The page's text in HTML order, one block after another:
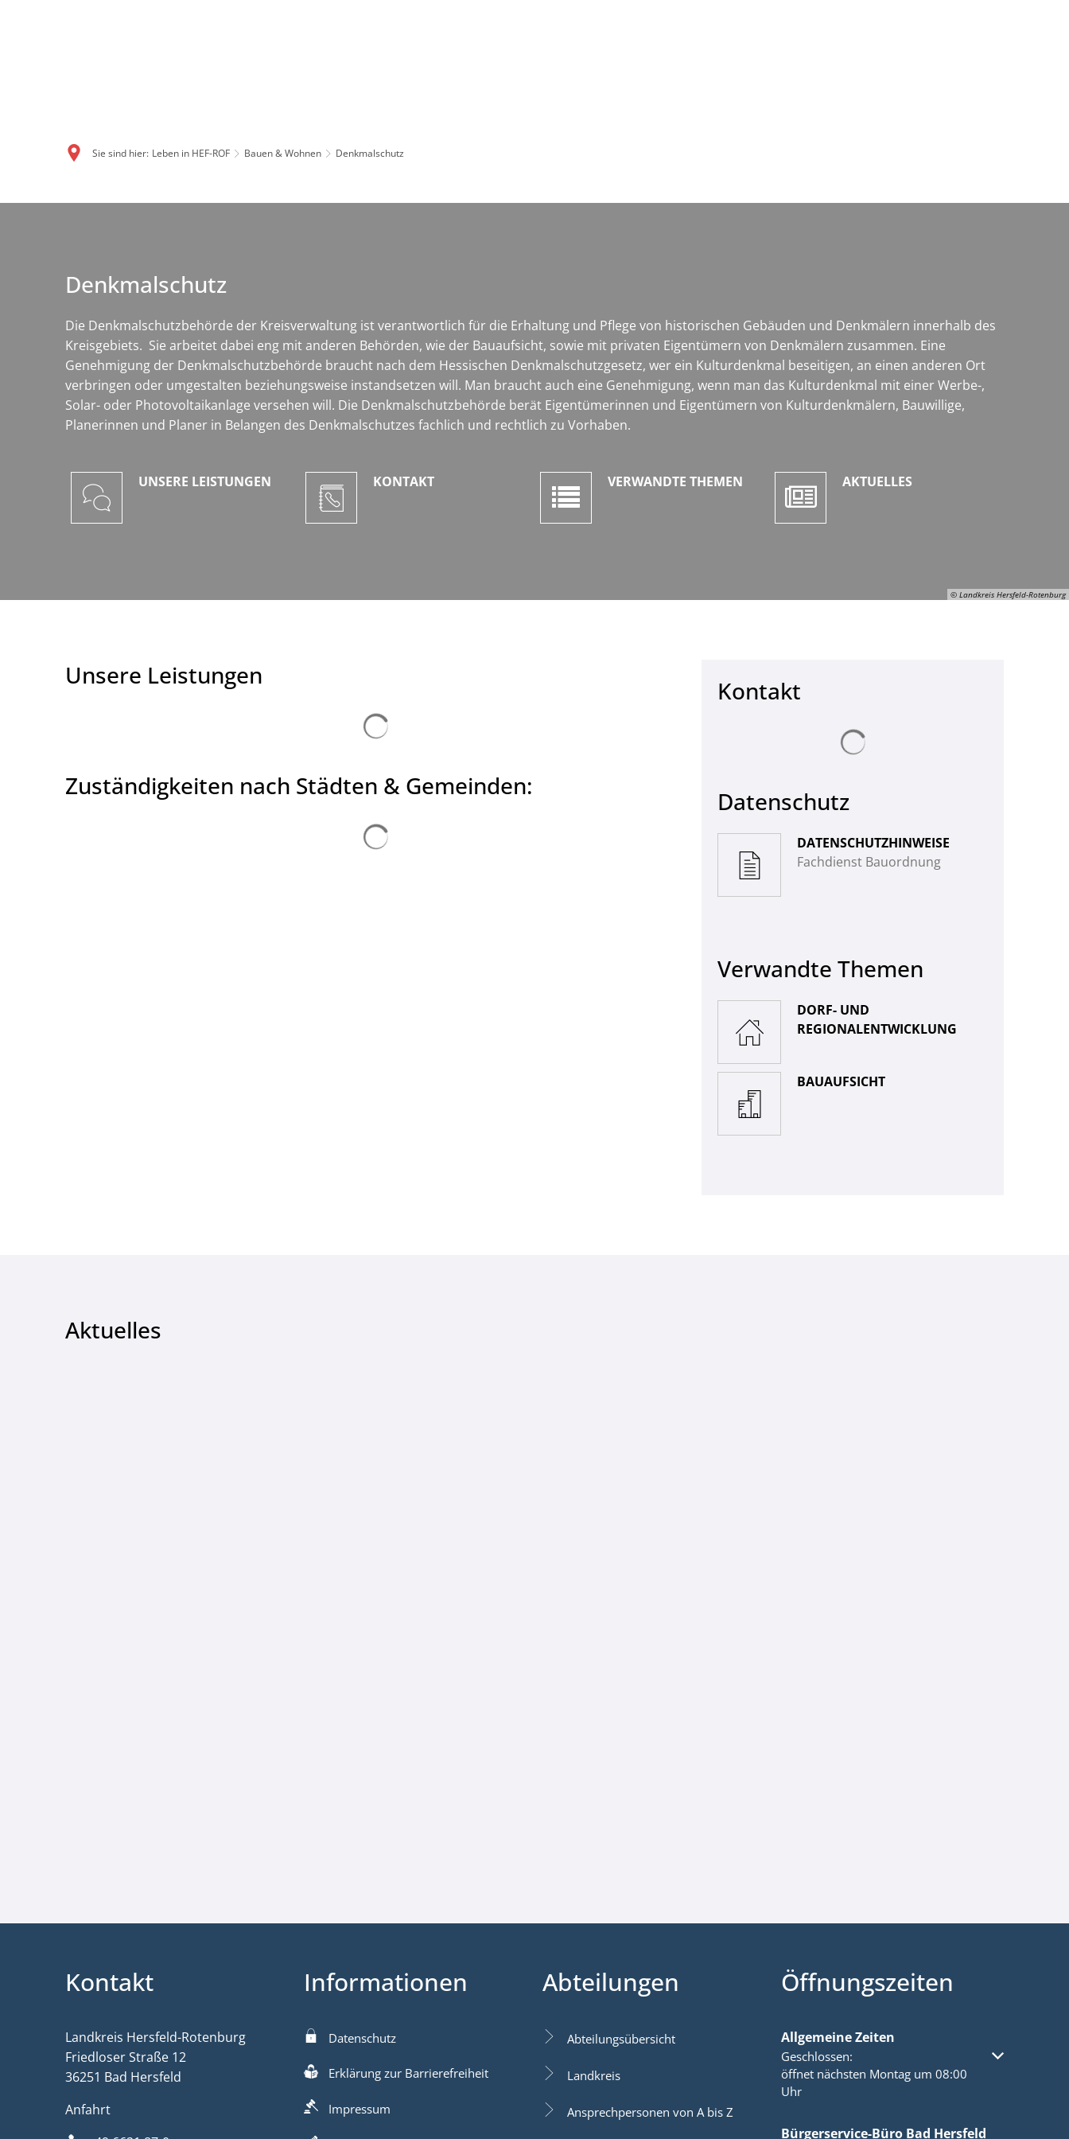
Sie sind hier: Leben in HEF-ROF Bauen & Wohnen Denkmalschutz
© Landkreis Hersfeld-Rotenburg
Denkmalschutz
Die Denkmalschutzbehörde der Kreisverwaltung ist verantwortlich für die Erhaltung und Pflege von historischen Gebäuden und Denkmälern innerhalb des
Kreisgebiets. Sie arbeitet dabei eng mit anderen Behörden, wie der Bauaufsicht, sowie mit privaten Eigentümern von Denkmälern zusammen. Eine
Genehmigung der Denkmalschutzbehörde braucht nach dem Hessischen Denkmalschutzgesetz, wer ein Kulturdenkmal beseitigen, an einen anderen Ort
verbringen oder umgestalten beziehungsweise instandsetzen will. Man braucht auch eine Genehmigung, wenn man das Kulturdenkmal mit einer Werbe-,
Solar- oder Photovoltaikanlage versehen will. Die Denkmalschutzbehörde berät Eigentümerinnen und Eigentümern von Kulturdenkmälern, Bauwillige,
Planerinnen und Planer in Belangen des Denkmalschutzes fachlich und rechtlich zu Vorhaben.
UNSERE LEISTUNGEN KONTAKT VERWANDTE THEMEN AKTUELLES
Unsere Leistungen
Zuständigkeiten nach Städten & Gemeinden:
Kontakt
Datenschutz
DATENSCHUTZHINWEISE
Fachdienst Bauordnung
Verwandte Themen
DORF- UND
REGIONALENTWICKLUNG
BAUAUFSICHT
Aktuelles
Kontakt
Landkreis Hersfeld-Rotenburg
Friedloser Straße 12
36251 Bad Hersfeld
Anfahrt
Informationen
Datenschutz
Erklärung zur Barrierefreiheit
Impressum
Abteilungen
Abteilungsübersicht
Landkreis
Ansprechpersonen von A bis Z
Öffnungszeiten
Allgemeine Zeiten
Klicken, um weitere Öffnungs- oder Schließzeiten
Geschlossen:
öffnet nächsten Montag um 08:00
Uhr
Bürgerservice-Büro Bad Hersfeld